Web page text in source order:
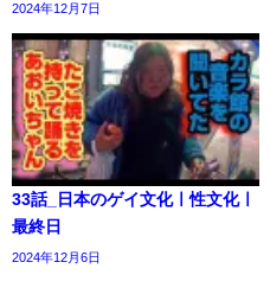
2024年12月7日
33話_日本のゲイ文化ㅣ性文化ㅣ
最終日
2024年12月6日